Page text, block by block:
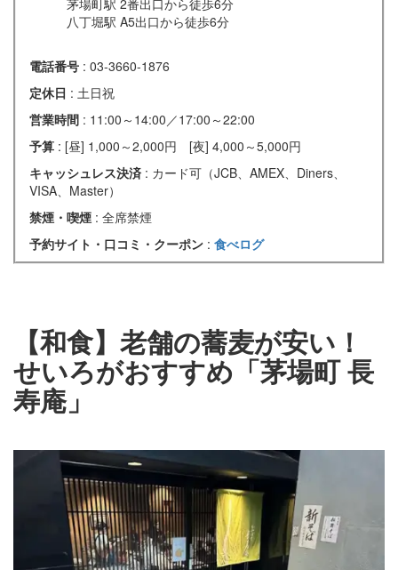
茅場町駅 2番出口から徒歩6分
八丁堀駅 A5出口から徒歩6分
電話番号 : 03-3660-1876
定休日 : 土日祝
営業時間 : 11:00～14:00／17:00～22:00
予算 : [昼] 1,000～2,000円 [夜] 4,000～5,000円
キャッシュレス決済 : カード可（JCB、AMEX、Diners、
VISA、Master）
禁煙・喫煙 : 全席禁煙
予約サイト・口コミ・クーポン : 食べログ
【和食】老舗の蕎麦が安い！
せいろがおすすめ「茅場町 長
寿庵」